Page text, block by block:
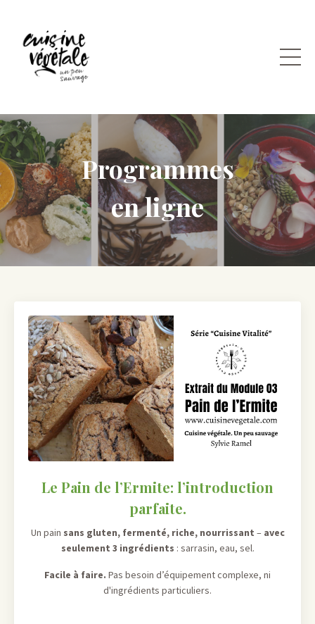
Programmes
en ligne
Le Pain de l’Ermite: l’introduction
parfaite.
Un pain sans gluten, fermenté, riche, nourrissant – avec
seulement 3 ingrédients : sarrasin, eau, sel.
Facile à faire. Pas besoin d’équipement complexe, ni
d'ingrédients particuliers.